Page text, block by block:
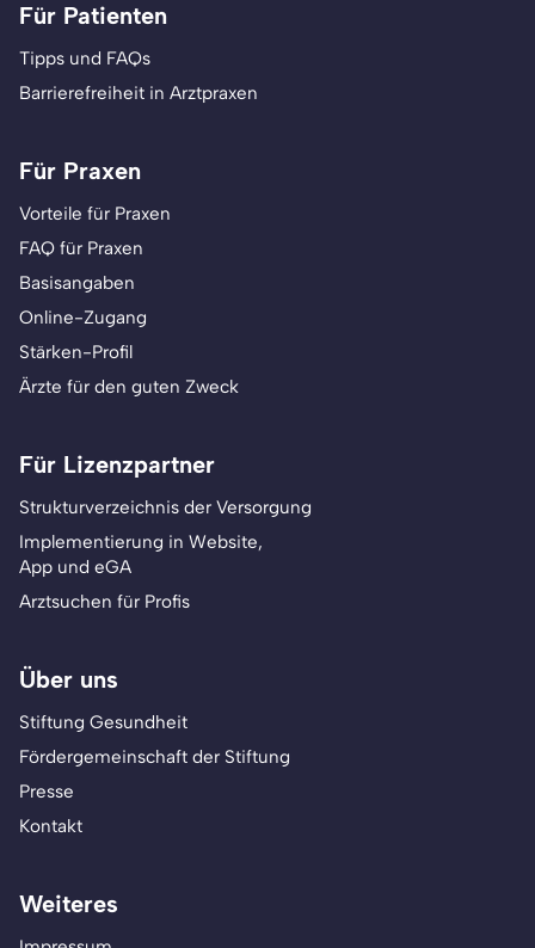
Für Patienten
Tipps und FAQs
Barrierefreiheit in Arztpraxen
Für Praxen
Vorteile für Praxen
FAQ für Praxen
Basisangaben
Online-Zugang
Stärken-Profil
Ärzte für den guten Zweck
Für Lizenzpartner
Strukturverzeichnis der Versorgung
Implementierung in Website,
App und eGA
Arztsuchen für Profis
Über uns
Stiftung Gesundheit
Fördergemeinschaft der Stiftung
Presse
Kontakt
Weiteres